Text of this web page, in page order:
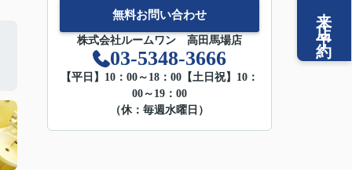
無料お問い合わせ
株式会社ルームワン 高田馬場店
03-5348-3666
【平日】10：00～18：00【土日祝】10：
00～19：00
（休：毎週水曜日）
来店予約